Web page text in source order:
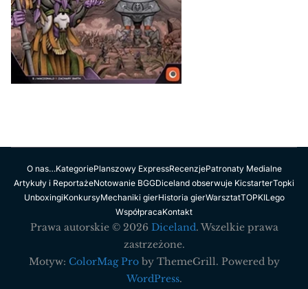
O nas…KategoriePlanszowy ExpressRecenzjePatronaty Medialne
Artykuły i ReportażeNotowanie BGGDiceland obserwuje KicstarterTopki
UnboxingiKonkursyMechaniki gierHistoria gierWarsztatTOPKILego
WspółpracaKontakt
Prawa autorskie © 2026 Diceland. Wszelkie prawa
zastrzeżone.
Motyw: ColorMag Proby ThemeGrill. Powered by
WordPress.